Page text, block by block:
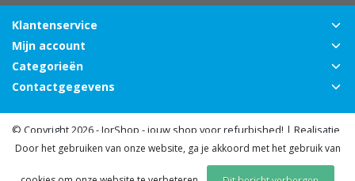
Klantenservice
Mijn account
Categorieën
Contactgegevens
© Copyright 2026 - JorShop - jouw shop voor refurbished! | Realisatie
InStijl Media
|Sitemap|RSS Feed
Door het gebruiken van onze website, ga je akkoord met het gebruik van